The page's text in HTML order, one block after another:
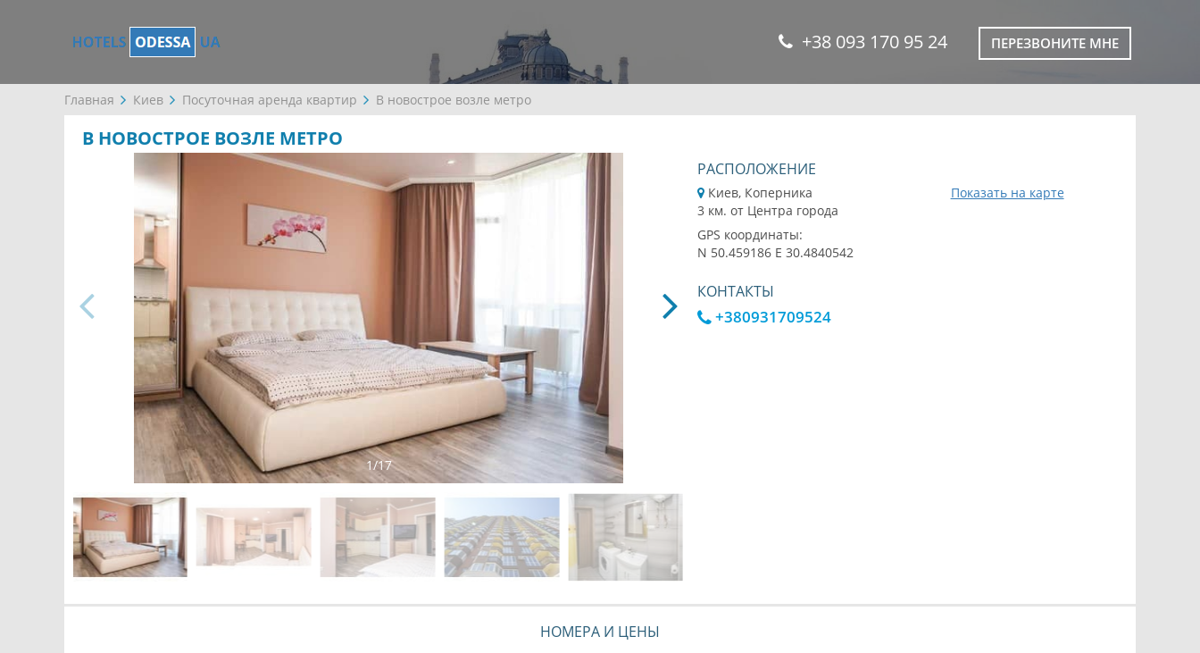
+38 093 170 95 24 ПЕРЕЗВОНИТЕ МНЕ
Главная Киев Посуточная аренда квартир В новострое возле метро
В НОВОСТРОЕ ВОЗЛЕ МЕТРО
1/17
РАСПОЛОЖЕНИЕ
Киев, Коперника
Показать на карте
3 км. от Центра города
GPS координаты:
N 50.459186 E 30.4840542
КОНТАКТЫ
+380931709524
НОМЕРА И ЦЕНЫ